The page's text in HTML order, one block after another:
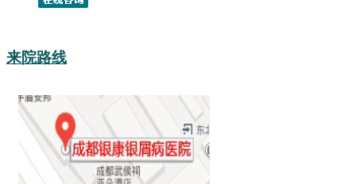
来院路线